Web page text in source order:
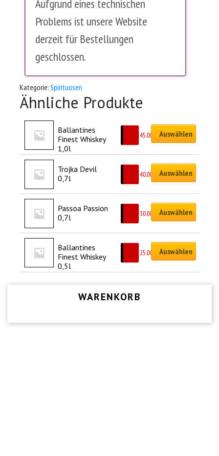
Aufgrund eines technischen
Problems ist unsere Website
derzeit für Bestellungen
geschlossen.
Kategorie: Spirituosen
Ähnliche Produkte
Ballantines
Finest Whiskey
1,0l
45.00 Auswählen
Trojka Devil
0,7l
40.00 Auswählen
Passoa Passion
0,7l
30.00 Auswählen
Ballantines
Finest Whiskey
0,5l
25.00 Auswählen
WARENKORB